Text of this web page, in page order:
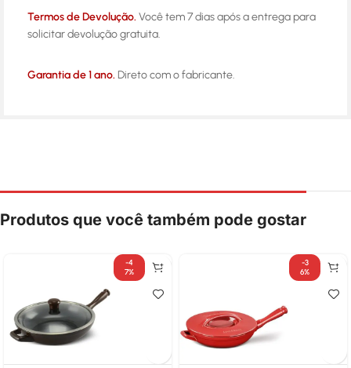
Termos de Devolução. Você tem 7 dias após a entrega para
solicitar devolução gratuita.
Garantia de 1 ano. Direto com o fabricante.
Produtos que você também pode gostar
-4
7%
-3
6%